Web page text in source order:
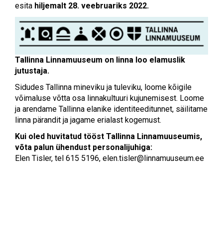
esita hiljemalt 28. veebruariks 2022.
Tallinna Linnamuuseum on linna loo elamuslik
jutustaja.
Sidudes Tallinna mineviku ja tuleviku, loome kõigile
võimaluse võtta osa linnakultuuri kujunemisest. Loome
ja arendame Tallinna elanike identiteeditunnet, säilitame
linna pärandit ja jagame erialast kogemust.
Kui oled huvitatud tööst Tallinna Linnamuuseumis,
võta palun ühendust personalijuhiga:
Elen Tisler, tel 615 5196, elen.tisler@linnamuuseum.ee